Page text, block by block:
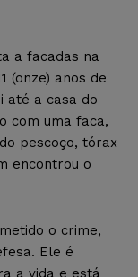
a facadas na
(onze) anos de
até a casa do
com uma faca,
pescoço, tórax
encontrou o
o crime,
Ele é
a vida e está